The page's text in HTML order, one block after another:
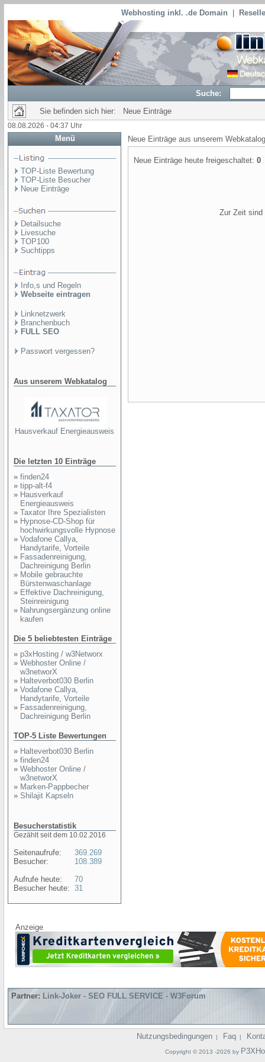
Webhosting inkl. .de Domain
Suche:
Sie befinden sich hier: Neue Einträge
08.08.2026 - 04:37 Uhr
Menü
TOP-Liste Bewertung
TOP-Liste Besucher
Neue Einträge
Detailsuche
Livesuche
TOP100
Suchtipps
Info,s und Regeln
Webseite eintragen
Linknetzwerk
Branchenbuch
FULL SEO
Passwort vergessen?
Aus unserem Webkatalog
Hausverkauf Energieausweis
Die letzten 10 Einträge
» finden24
» tipp-alt-f4
» Hausverkauf
Energieausweis
» Taxator Ihre Spezialisten
» Hypnose-CD-Shop für
hochwirkungsvolle Hypnose
» Vodafone Callya,
Handytarife, Vorteile
» Fassadenreinigung,
Dachreinigung Berlin
» Mobile gebrauchte
Bürstenwaschanlage
» Effektive Dachreinigung,
Steinreinigung
» Nahrungsergänzung online
kaufen
Die 5 beliebtesten Einträge
» p3xHosting / w3Networx
» Webhoster Online /
w3networX
» Halteverbot030 Berlin
» Vodafone Callya,
Handytarife, Vorteile
» Fassadenreinigung,
Dachreinigung Berlin
TOP-5 Liste Bewertungen
» Halteverbot030 Berlin
» finden24
» Webhoster Online /
w3networX
» Marken-Pappbecher
» Shilajit Kapseln
Besucherstatistik
Gezählt seit dem 10.02.2016
Seitenaufrufe:
Besucher:
Aufrufe heute:
Besucher heute:
369.269
108.389
70
31
Neue Einträge aus unserem
Neue Einträge heute freigeschaltet: 0
Zur Zeit sind
Anzeige
Partner: Link-Joker - SEO FULL SERVICE - W3Forum
Nutzungsbedingungen | Faq |
Copyright © 2013 -2026 by